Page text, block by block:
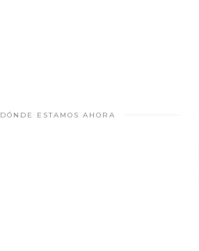
DÓNDE ESTAMOS AHORA